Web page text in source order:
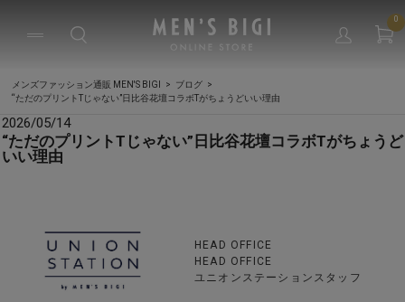
0
メンズファッション通販 MEN'S BIGI
ブログ
“ただのプリントTじゃない”日比谷花壇コラボTがちょうどいい理由
2026/05/14
“ただのプリントTじゃない”日比谷花壇コラボTがちょうど
いい理由
HEAD OFFICE
HEAD OFFICE
ユニオンステーションスタッフ